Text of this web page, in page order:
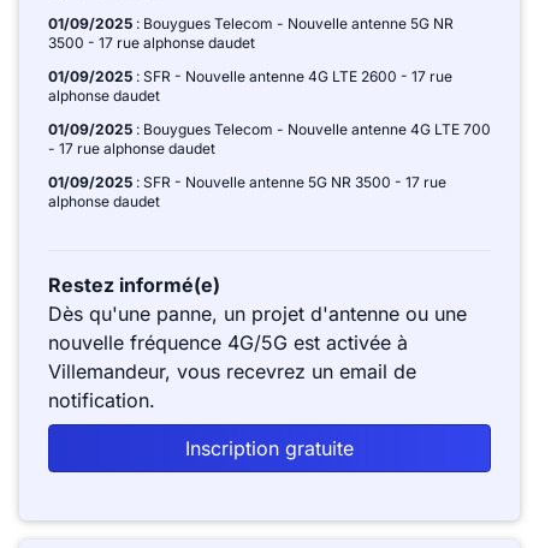
01/09/2025 : Bouygues Telecom - Nouvelle antenne 5G NR
3500 - 17 rue alphonse daudet
01/09/2025 : SFR - Nouvelle antenne 4G LTE 2600 - 17 rue
alphonse daudet
01/09/2025 : Bouygues Telecom - Nouvelle antenne 4G LTE 700
- 17 rue alphonse daudet
01/09/2025 : SFR - Nouvelle antenne 5G NR 3500 - 17 rue
alphonse daudet
Restez informé(e)
Dès qu'une panne, un projet d'antenne ou une
nouvelle fréquence 4G/5G est activée à
Villemandeur, vous recevrez un email de
notification.
Inscription gratuite